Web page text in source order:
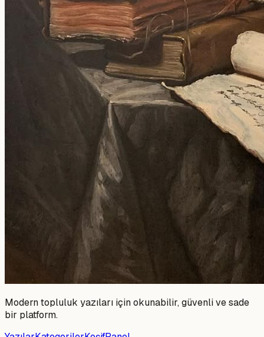
Modern topluluk yazıları için okunabilir, güvenli ve sade
bir platform.